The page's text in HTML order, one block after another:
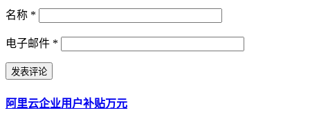
名称 *
电子邮件 *
阿里云企业用户补贴万元